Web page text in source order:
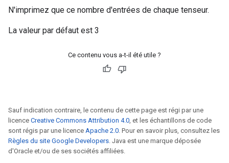
N'imprimez que ce nombre d'entrées de chaque tenseur.
La valeur par défaut est 3
Ce contenu vous a-t-il été utile ?
Sauf indication contraire, le contenu de cette page est régi par une
licence Creative Commons Attribution 4.0, et les échantillons de code
sont régis par une licence Apache 2.0. Pour en savoir plus, consultez les
Règles du site Google Developers. Java est une marque déposée
d'Oracle et/ou de ses sociétés affiliées.